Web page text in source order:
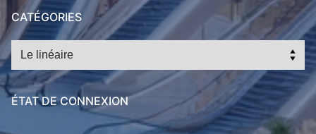
CATÉGORIES
Catégories
ÉTAT DE CONNEXION